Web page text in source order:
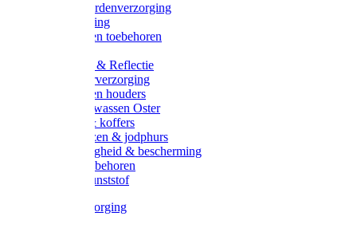
Rapide paardenverzorging
Ruiter kleding
Hoofdstellen toebehoren
Verlichting & Reflectie
Rapide leerverzorging
Likstenen en houders
Poetsen & wassen Oster
Poetssets & koffers
Ruiter laarzen & jodphurs
Ruiter veiligheid & bescherming
Ruiter - toebehoren
Voerbak kunststof
Klauwverzorging